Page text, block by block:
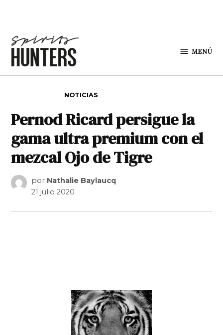
MENÚ
NOTICIAS
Pernod Ricard persigue la
gama ultra premium con el
mezcal Ojo de Tigre
por Nathalie Baylaucq
21 julio 2020